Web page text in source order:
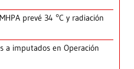
prevé 34 °C y radiación
a imputados en Operación